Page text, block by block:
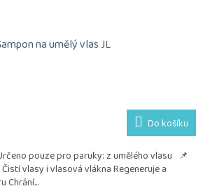
na umělý vlas JL
Do košíku
pouze pro paruky: z umělého vlasu 📌
vlasy i vlasová vlákna Regeneruje a
Chrání...